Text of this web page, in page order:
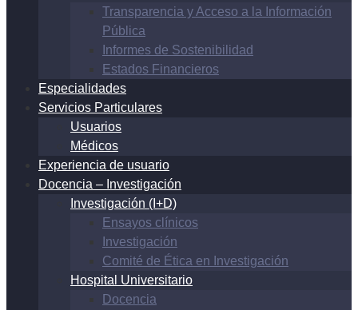
Transparencia y Acceso a la Información
Pública
Informes de Sostenibilidad
Estados Financieros
Especialidades
Servicios Particulares
Usuarios
Médicos
Experiencia de usuario
Docencia – Investigación
Investigación (I+D)
Ensayos clínicos
Investigación
Comité de Ética en Investigación
Hospital Universitario
Docencia